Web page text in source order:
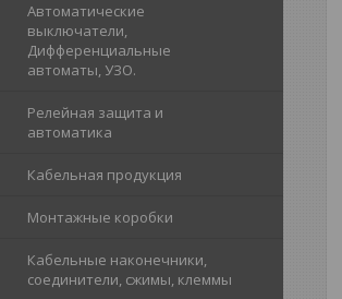
Автоматические
выключатели,
Дифференциальные
автоматы, УЗО.
Релейная защита и
автоматика
Кабельная продукция
Монтажные коробки
Кабельные наконечники,
соединители, сжимы, клеммы